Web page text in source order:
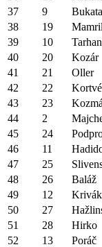
37
9 Bukata
38
19
39
10
40
20 Kozár
41
21 Oller
42
22
43
23
44
2
45
24
46
11
47
25
48
26 Baláž
49
12 Krivák
50
27
51
28 Hirko
52
13 Poráč